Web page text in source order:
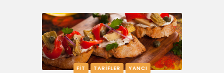
FIT TARIFLER YANCI